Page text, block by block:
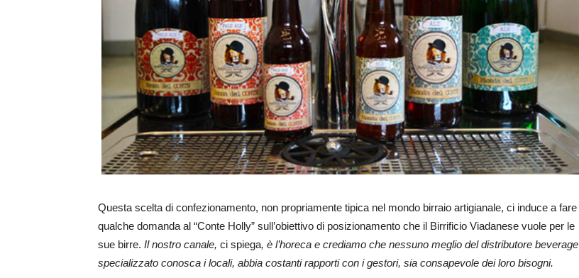
Questa scelta di confezionamento, non propriamente tipica nel mondo birraio artigianale, ci induce a fare
qualche domanda al “Conte Holly” sull’obiettivo di posizionamento che il Birrificio Viadanese vuole per le
sue birre. Il nostro canale, ci spiega, è l’horeca e crediamo che nessuno meglio del distributore beverage
specializzato conosca i locali, abbia costanti rapporti con i gestori, sia consapevole dei loro bisogni.